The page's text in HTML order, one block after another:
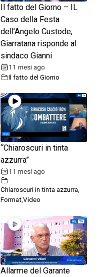
Il fatto del Giorno – IL
Caso della Festa
dell’Angelo Custode,
Giarratana risponde al
sindaco Gianni
11 mesi ago
Il fatto del Giorno
“Chiaroscuri in tinta
azzurra”
11 mesi ago
Chiaroscuri in tinta azzurra,
Format,Video
Allarme del Garante